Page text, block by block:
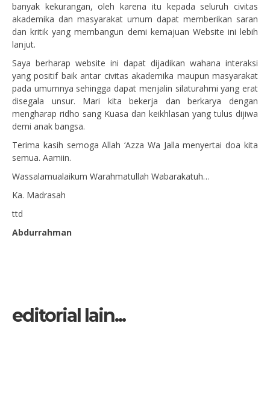
banyak kekurangan, oleh karena itu kepada seluruh civitas
akademika dan masyarakat umum dapat memberikan saran
dan kritik yang membangun demi kemajuan Website ini lebih
lanjut.
Saya berharap website ini dapat dijadikan wahana interaksi
yang positif baik antar civitas akademika maupun masyarakat
pada umumnya sehingga dapat menjalin silaturahmi yang erat
disegala unsur. Mari kita bekerja dan berkarya dengan
mengharap ridho sang Kuasa dan keikhlasan yang tulus dijiwa
demi anak bangsa.
Terima kasih semoga Allah ‘Azza Wa Jalla menyertai doa kita
semua. Aamiin.
Wassalamualaikum Warahmatullah Wabarakatuh…
Ka. Madrasah
ttd
Abdurrahman
editorial lain...